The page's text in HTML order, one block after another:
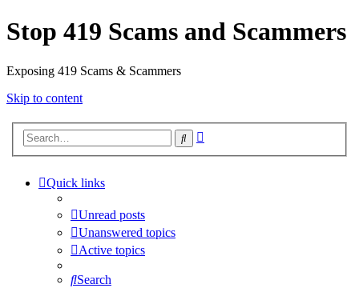
Stop 419 Scams and Scammers
Exposing 419 Scams & Scammers
Skip to content
Search
Quick links
Unread posts
Unanswered topics
Active topics
Search